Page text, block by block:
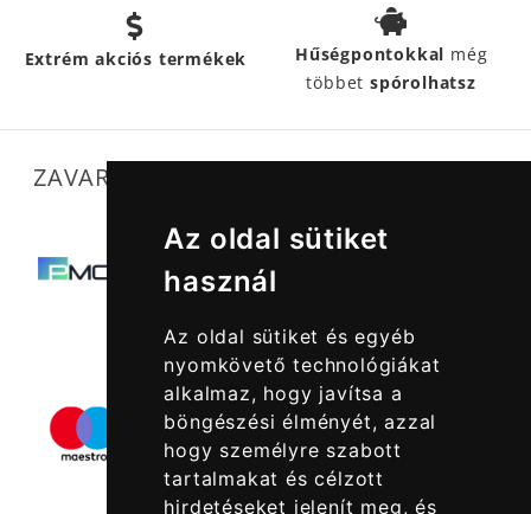
Az oldal sütiket
használ
Az oldal sütiket és egyéb
nyomkövető technológiákat
alkalmaz, hogy javítsa a
böngészési élményét, azzal
hogy személyre szabott
tartalmakat és célzott
hirdetéseket jelenít meg, és
Extrém akciós termékek Hűségpontokkal még
többetspórolhatsz
ZAVARTALAN MŰKÖDÉSÜNKET SEGÍTIK